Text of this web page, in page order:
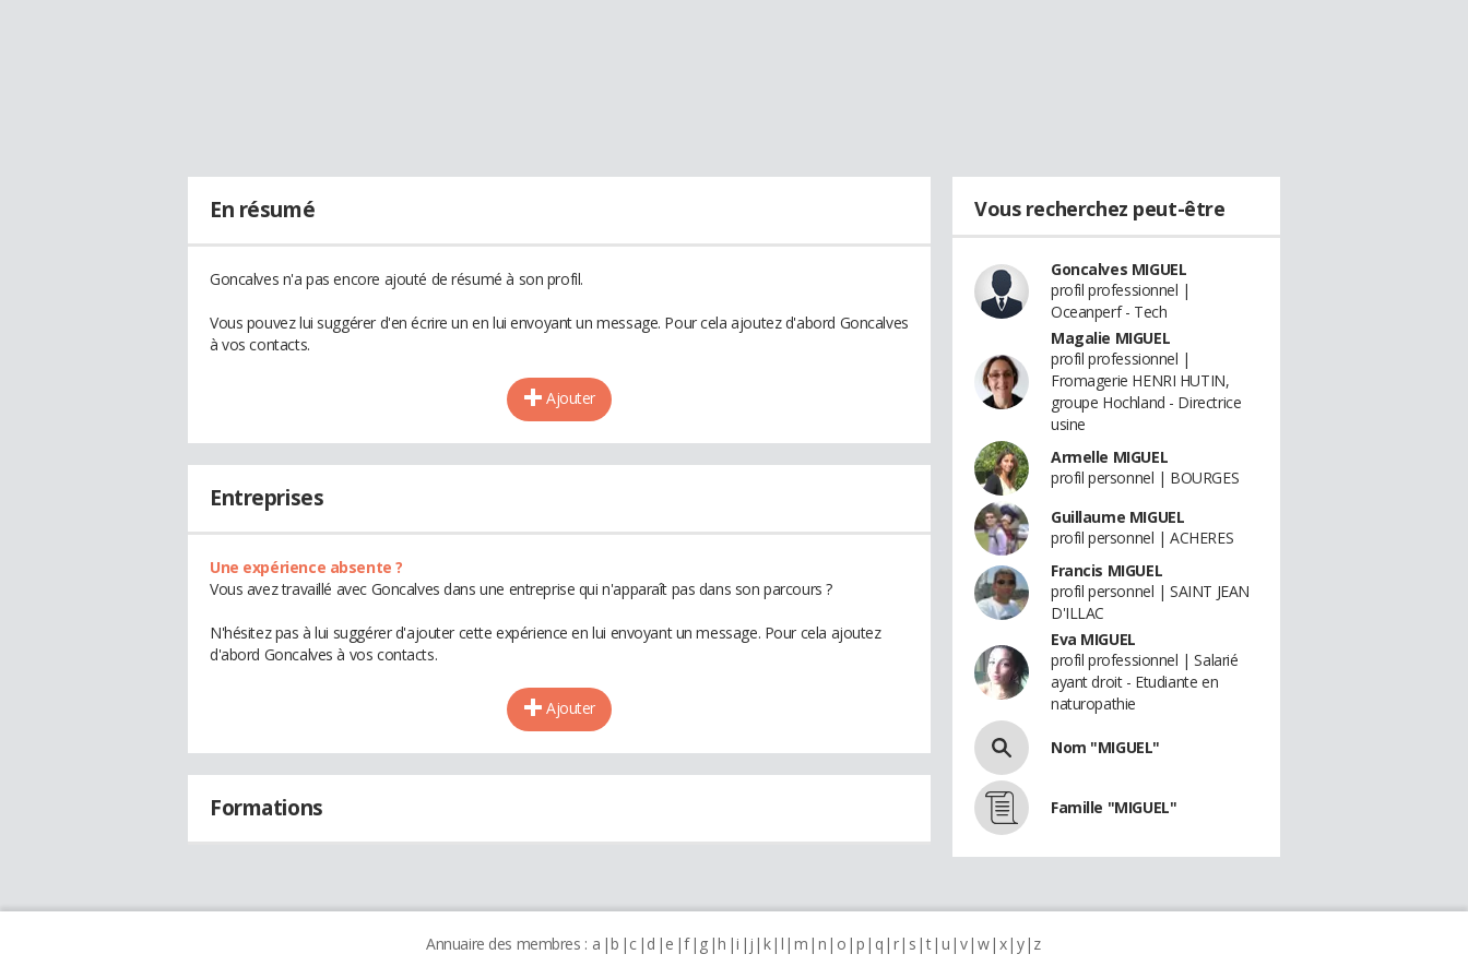
En résumé
Goncalves n'a pas encore ajouté de résumé à son profil.
Vous pouvez lui suggérer d'en écrire un en lui envoyant un message. Pour cela ajoutez d'abord Goncalves
à vos contacts.
Ajouter
Entreprises
Une expérience absente ?
Vous avez travaillé avec Goncalves dans une entreprise qui n'apparaît pas dans son parcours ?
N'hésitez pas à lui suggérer d'ajouter cette expérience en lui envoyant un message. Pour cela ajoutez
d'abord Goncalves à vos contacts.
Ajouter
Formations
Vous recherchez peut-être
Goncalves MIGUEL
profil professionnel |
Oceanperf - Tech
Magalie MIGUEL
profil professionnel |
Fromagerie HENRI HUTIN,
groupe Hochland - Directrice
usine
Armelle MIGUEL
profil personnel | BOURGES
Guillaume MIGUEL
profil personnel | ACHERES
Francis MIGUEL
profil personnel | SAINT JEAN
D'ILLAC
Eva MIGUEL
profil professionnel | Salarié
ayant droit - Etudiante en
naturopathie
Nom "MIGUEL"
Famille "MIGUEL"
Annuaire des membres : a b c d e f g h i j k l m n o p q r s t u v w x y z